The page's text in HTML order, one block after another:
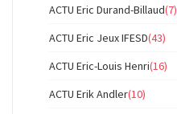
ACTU Eric Durand-Billaud(7)
ACTU Eric Jeux IFESD(43)
ACTU Eric-Louis Henri(16)
ACTU Erik Andler(10)